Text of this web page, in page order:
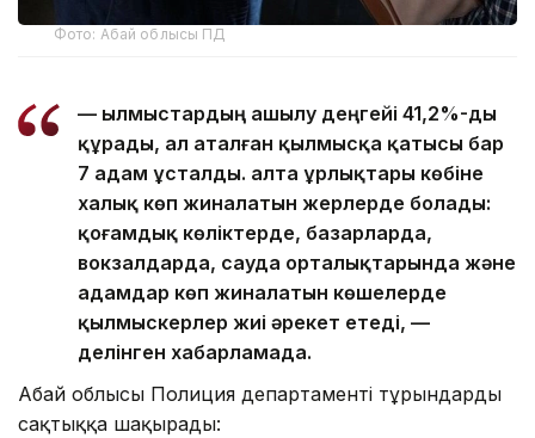
Фото: Абай облысы ПД
— Қылмыстардың ашылу деңгейі 41,2%-ды
құрады, ал аталған қылмысқа қатысы бар
7 адам ұсталды. Қалта ұрлықтары көбіне
халық көп жиналатын жерлерде болады:
қоғамдық көліктерде, базарларда,
вокзалдарда, сауда орталықтарында және
адамдар көп жиналатын көшелерде
қылмыскерлер жиі әрекет етеді, —
делінген хабарламада.
Абай облысы Полиция департаменті тұрғындарды
сақтыққа шақырады: